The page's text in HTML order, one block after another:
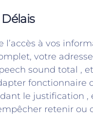
l’accès à vos
votre
sound total ,
fonctionnaire
le justification ,
retenir ou